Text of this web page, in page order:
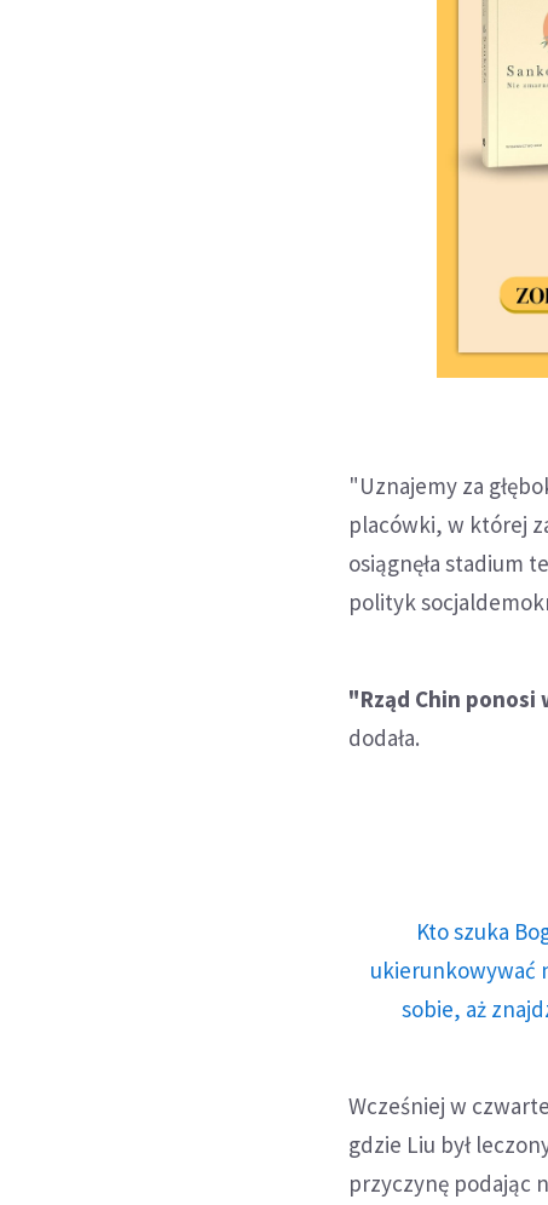
"Uznajemy za
placówki, w której
osiągnęła stadium
polityk
"Rząd Chin
dodała.
Kto szuka
ukierunkowywać
sobie, aż
Wcześniej w
gdzie Liu był
przyczynę podając